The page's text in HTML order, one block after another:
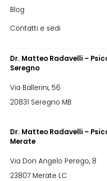
Blog
Contatti e sedi
Dr. Matteo Radavelli –
Seregno
Via Ballerini, 56
20831 Seregno MB
Dr. Matteo Radavelli –
Merate
Via Don Angelo Perego, 8
23807 Merate LC